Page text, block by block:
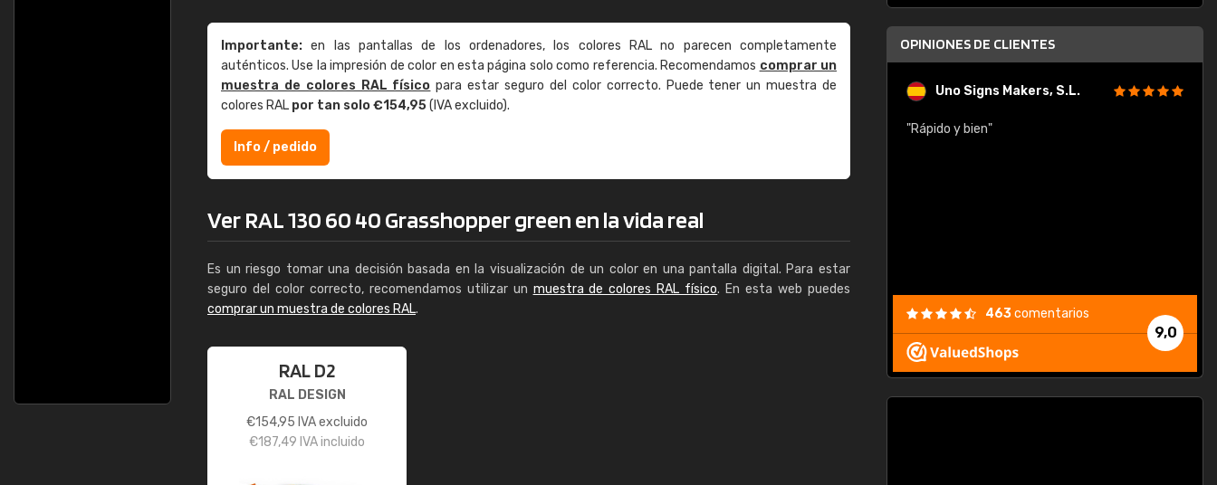
Importante: en las pantallas de los ordenadores, los colores RAL no parecen completamente
auténticos. Use la impresión de color en esta página solo como referencia. Recomendamos comprar un
muestra de colores RAL físico para estar seguro del color correcto. Puede tener un muestra de
colores RAL por tan solo €154,95(IVA excluido).
Info / pedido
Ver RAL 130 60 40 Grasshopper green en la vida real
Es un riesgo tomar una decisión basada en la visualización de un color en una pantalla digital. Para estar
seguro del color correcto, recomendamos utilizar un muestra de colores RAL físico. En esta web puedes
comprar un muestra de colores RAL.
RAL D2
RAL DESIGN
€154,95 IVA excluido
€187,49 IVA incluido
OPINIONES DE CLIENTES
Enrique Uno Signs Makers, S.L.
"Rápido y bien"
9,0
463comentarios